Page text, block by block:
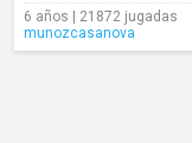
6 años | 21872 jugadas
munozcasanova